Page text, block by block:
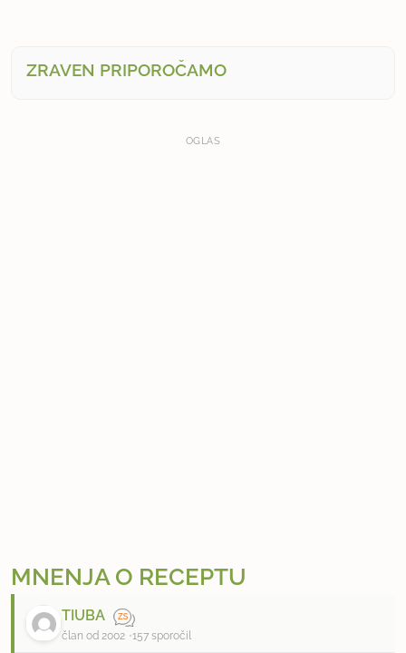
ZRAVEN PRIPOROČAMO
OGLAS
MNENJA O RECEPTU
TIUBA
član od 2002 157 sporočil